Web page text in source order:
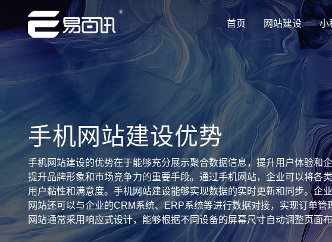
首页 网站建设
专注网站建设行业优质供应商
小
专注网站建设行业优质供应商
专注网站建设行业优质供应商
专注网站建设行业优质供应商
专注网站建设行业优质供应商
手机网站建设优势
手机网站建设的优势在于能够充分展示聚合数据信息，提升用户体验和
提升品牌形象和市场竞争力的重要手段。通过手机网站，企业可以将各
用户黏性和满意度。手机网站建设能够实现数据的实时更新和同步。企
网站还可以与企业的CRM系统、ERP系统等进行数据对接，实现订单
网站通常采用响应式设计，能够根据不同设备的屏幕尺寸自动调整页面
导航、社交分享等，方便用户与企业进行互动和交流，提升用户满意度